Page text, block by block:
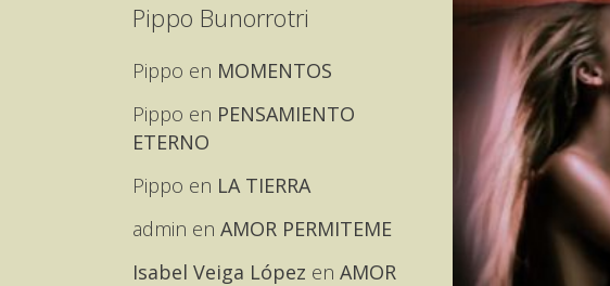
Pippo Bunorrotri
Pippo en MOMENTOS
Pippo en PENSAMIENTO
ETERNO
Pippo en LA TIERRA
admin en AMOR PERMITEME
Isabel Veiga López en AMOR